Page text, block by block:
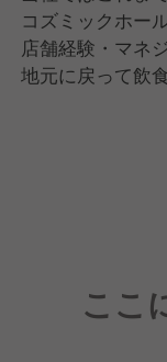
コズミックホー
店舗経験・マネ
地元に戻って飲
≪入社後のキ
やるべきことは
その分、短期
ここ